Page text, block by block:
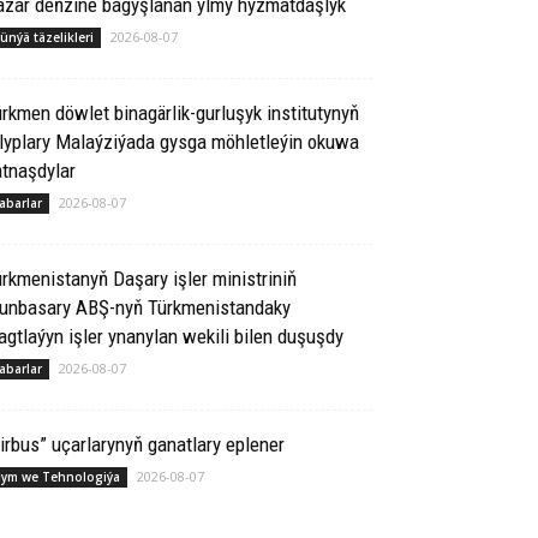
täzelikleri 2026-08-07
döwlet binagärlik-gurluşyk institutynyň
Malaýziýada gysga möhletleýin okuwa
2026-08-07
Daşary işler ministriniň
ABŞ-nyň Türkmenistandaky
işler ynanylan wekili bilen duşuşdy
2026-08-07
uçarlarynyň ganatlary eplener
we Tehnologiýa 2026-08-07